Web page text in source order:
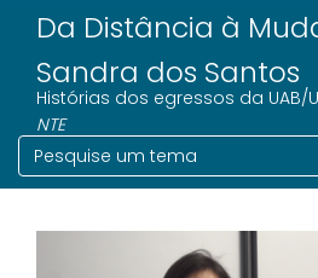
Da Distância à
Sandra dos Santos
Histórias dos egressos da UAB/
NTE